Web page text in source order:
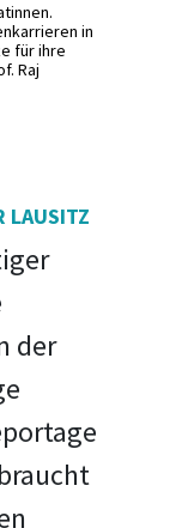
in
für ihre
Raj
LAUSITZ
der